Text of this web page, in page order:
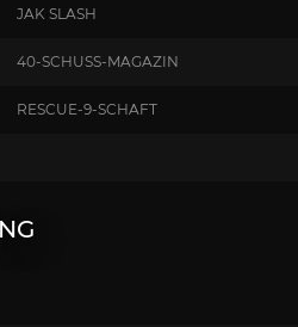
JAK SLASH
40-SCHUSS-MAGAZIN
RESCUE-9-SCHAFT